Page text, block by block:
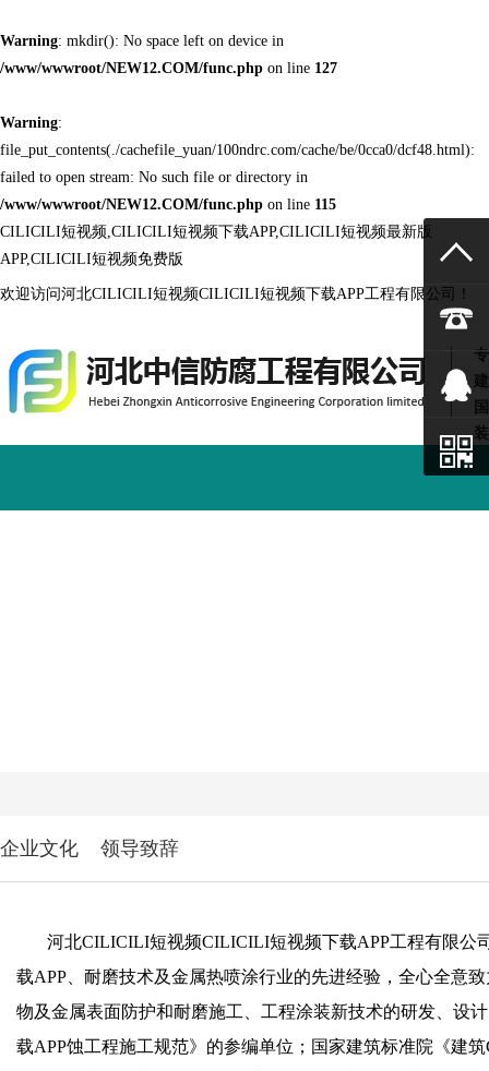
Warning: mkdir(): No space left on device in
/www/wwwroot/NEW12.COM/func.php on line 127
Warning:
file_put_contents(./cachefile_yuan/100ndrc.com/cache/be/0cca0/dcf48.html):
failed to open stream: No such file or directory in
/www/wwwroot/NEW12.COM/func.php on line 115
CILICILI短视频,CILICILI短视频下载APP,CILICILI短视频最新版
APP,CILICILI短视频免费版
欢迎访问河北CILICILI短视频CILICILI短视频下载APP工程有限公司！
企业文化 领导致辞
河北CILICILI短视频CILICILI短视频下载APP工程有限公
载APP、耐磨技术及金属热喷涂行业的先进经验，全心全意
物及金属表面防护和耐磨施工、工程涂装新技术的研发、设
载APP蚀工程施工规范》的参编单位；国家建筑标准院《建